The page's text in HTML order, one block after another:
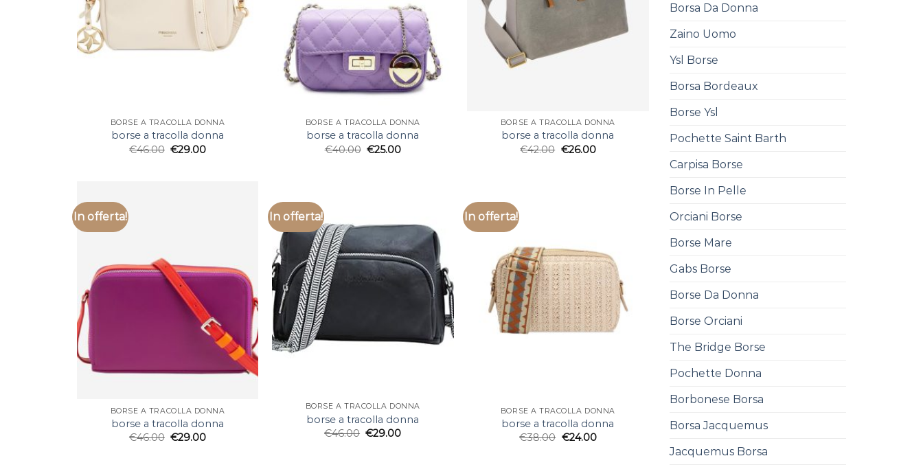
BORSE A TRACOLLA DONNA
borse a tracolla donna
€46.00 €29.00
BORSE A TRACOLLA DONNA
borse a tracolla donna
€40.00 €25.00
BORSE A TRACOLLA DONNA
borse a tracolla donna
€42.00 €26.00
In offerta!
BORSE A TRACOLLA DONNA
borse a tracolla donna
€46.00 €29.00
In offerta!
BORSE A TRACOLLA DONNA
borse a tracolla donna
€46.00 €29.00
In offerta!
BORSE A TRACOLLA DONNA
borse a tracolla donna
€38.00 €24.00
Borsa Da Donna
Zaino Uomo
Ysl Borse
Borsa Bordeaux
Borse Ysl
Pochette Saint Barth
Carpisa Borse
Borse In Pelle
Orciani Borse
Borse Mare
Gabs Borse
Borse Da Donna
Borse Orciani
The Bridge Borse
Pochette Donna
Borbonese Borsa
Borsa Jacquemus
Jacquemus Borsa